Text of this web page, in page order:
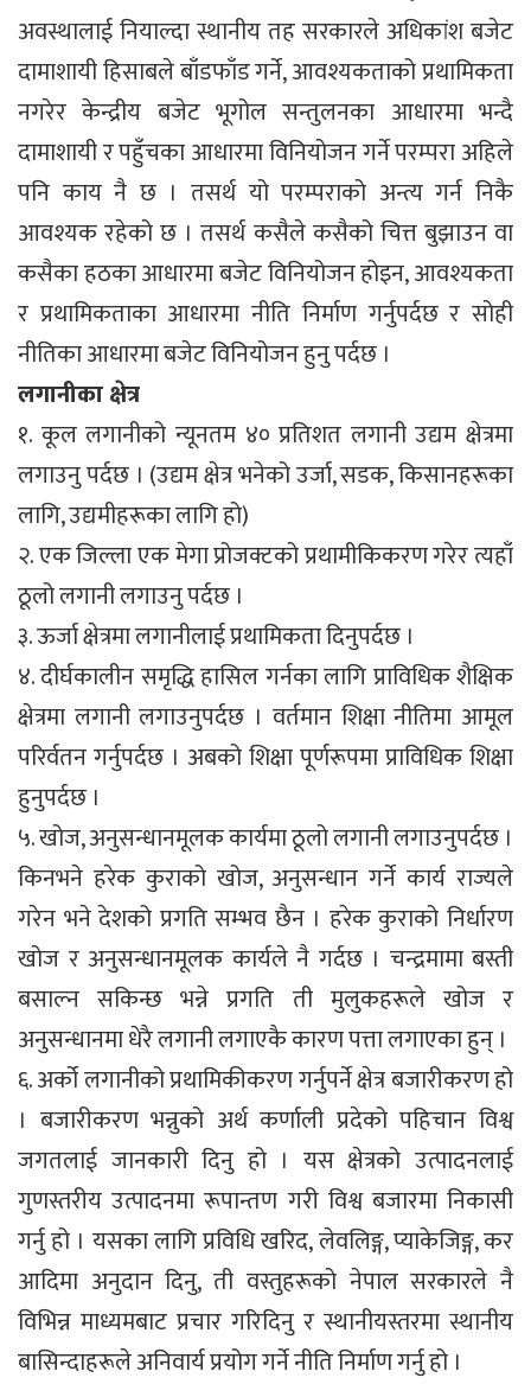
अवस्थालाई नियाल्दा स्थानीय तह सरकारले अधिकांश बजेट
दामाशायी हिसाबले बाँडफाँड गर्ने, आवश्यकताको प्रथामिकता
नगरेर केन्द्रीय बजेट भूगोल सन्तुलनका आधारमा भन्दै
दामाशायी र पहुँचका आधारमा विनियोजन गर्ने परम्परा अहिले
पनि काय नै छ । तसर्थ यो परम्पराको अन्त्य गर्न निकै
आवश्यक रहेको छ । तसर्थ कसैले कसैको चित्त बुझाउन वा
कसैका हठका आधारमा बजेट विनियोजन होइन, आवश्यकता
र प्रथामिकताका आधारमा नीति निर्माण गर्नुपर्दछ र सोही
नीतिका आधारमा बजेट विनियोजन हुनु पर्दछ ।
लगानीका क्षेत्र
१. कूल लगानीको न्यूनतम ४० प्रतिशत लगानी उद्यम क्षेत्रमा
लगाउनु पर्दछ । (उद्यम क्षेत्र भनेको उर्जा, सडक, किसानहरूका
लागि, उद्यमीहरूका लागि हो)
२. एक जिल्ला एक मेगा प्रोजक्टको प्रथामीकिकरण गरेर त्यहाँ
ठूलो लगानी लगाउनु पर्दछ ।
३. ऊर्जा क्षेत्रमा लगानीलाई प्रथामिकता दिनुपर्दछ ।
४. दीर्घकालीन समृद्धि हासिल गर्नका लागि प्राविधिक शैक्षिक
क्षेत्रमा लगानी लगाउनुपर्दछ । वर्तमान शिक्षा नीतिमा आमूल
परिर्वतन गर्नुपर्दछ । अबको शिक्षा पूर्णरूपमा प्राविधिक शिक्षा
हुनुपर्दछ ।
५. खोज, अनुसन्धानमूलक कार्यमा ठूलो लगानी लगाउनुपर्दछ ।
किनभने हरेक कुराको खोज, अनुसन्धान गर्ने कार्य राज्यले
गरेन भने देशको प्रगति सम्भव छैन । हरेक कुराको निर्धारण
खोज र अनुसन्धानमूलक कार्यले नै गर्दछ । चन्द्रमामा बस्ती
बसाल्न सकिन्छ भन्ने प्रगति ती मुलुकहरूले खोज र
अनुसन्धानमा धेरै लगानी लगाएकै कारण पत्ता लगाएका हुन् ।
६. अर्को लगानीको प्रथामिकीकरण गर्नुपर्ने क्षेत्र बजारीकरण हो
। बजारीकरण भन्नुको अर्थ कर्णाली प्रदेको पहिचान विश्व
जगतलाई जानकारी दिनु हो । यस क्षेत्रको उत्पादनलाई
गुणस्तरीय उत्पादनमा रूपान्तण गरी विश्व बजारमा निकासी
गर्नु हो । यसका लागि प्रविधि खरिद, लेवलिङ्ग, प्याकेजिङ्ग, कर
आदिमा अनुदान दिनु, ती वस्तुहरूको नेपाल सरकारले नै
विभिन्न माध्यमबाट प्रचार गरिदिनु र स्थानीयस्तरमा स्थानीय
बासिन्दाहरूले अनिवार्य प्रयोग गर्ने नीति निर्माण गर्नु हो ।